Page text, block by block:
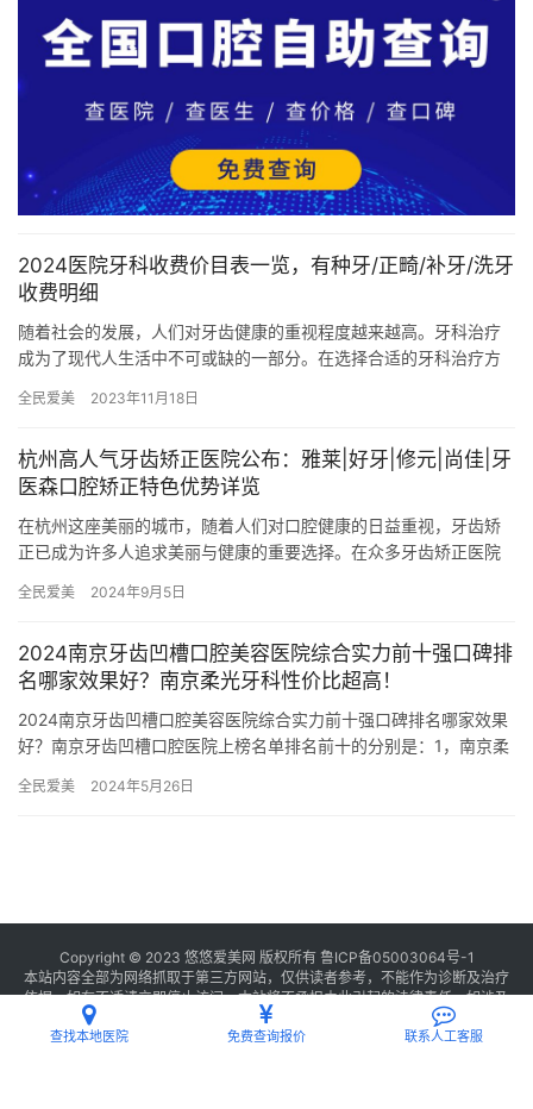
2024医院牙科收费价目表一览，有种牙/正畸/补牙/洗牙
收费明细
随着社会的发展，人们对牙齿健康的重视程度越来越高。牙科治疗
成为了现代人生活中不可或缺的一部分。在选择合适的牙科治疗方
牙…
全民爱美 2023年11月18日
杭州高人气牙齿矫正医院公布：雅莱|好牙|修元|尚佳|牙
医森口腔矫正特色优势详览
在杭州这座美丽的城市，随着人们对口腔健康的日益重视，牙齿矫
正已成为许多人追求美丽与健康的重要选择。在众多牙齿矫正医院
其独特…
全民爱美 2024年9月5日
2024南京牙齿凹槽口腔美容医院综合实力前十强口碑排
名哪家效果好？南京柔光牙科性价比超高！
2024南京牙齿凹槽口腔美容医院综合实力前十强口碑排名哪家效果
好？南京牙齿凹槽口腔医院上榜名单排名前十的分别是：1，南京柔
全民爱美 2024年5月26日
Copyright © 2023 悠悠爱美网 版权所有 鲁ICP备05003064号-1
本站内容全部为网络抓取于第三方网站，仅供读者参考，不能作为诊断及治疗
依据，如有不适请立即停止访问，本站将不承担由此引起的法律责任。如涉及
联系我们
查找本地医院 免费查询报价 联系人工客服